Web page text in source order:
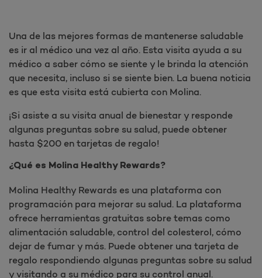
Una de las mejores formas de mantenerse saludable
es ir al médico una vez al año. Esta visita ayuda a su
médico a saber cómo se siente y le brinda la atención
que necesita, incluso si se siente bien. La buena noticia
es que esta visita está cubierta con Molina.
¡Si asiste a su visita anual de bienestar y responde
algunas preguntas sobre su salud, puede obtener
hasta $200 en tarjetas de regalo!
¿Qué es Molina Healthy Rewards?
Molina Healthy Rewards es una plataforma con
programación para mejorar su salud. La plataforma
ofrece herramientas gratuitas sobre temas como
alimentación saludable, control del colesterol, cómo
dejar de fumar y más. Puede obtener una tarjeta de
regalo respondiendo algunas preguntas sobre su salud
y visitando a su médico para su control anual.